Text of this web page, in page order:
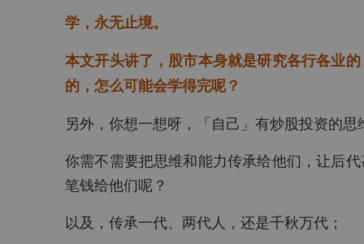
学，永无止境。
本文开头讲了，股市本身就是研究各行各业
的，怎么可能会学得完呢？
另外，你想一想呀，「自己」有炒股投资的
你需不需要把思维和能力传承给他们，让后
笔钱给他们呢？
以及，传承一代、两代人，还是千秋万代；